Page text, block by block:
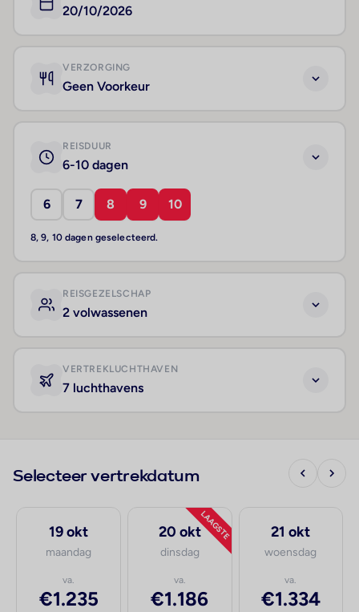
20/10/2026
VERZORGING
Geen Voorkeur
REISDUUR
6-10 dagen
6 7 8 9 10
8, 9, 10 dagen geselecteerd.
REISGEZELSCHAP
2 volwassenen
VERTREKLUCHTHAVEN
7 luchthavens
Selecteer vertrekdatum
19 okt
maandag
va.
€1.235
LAAGSTE
20 okt
dinsdag
va.
€1.186
21 okt
woensdag
va.
€1.334